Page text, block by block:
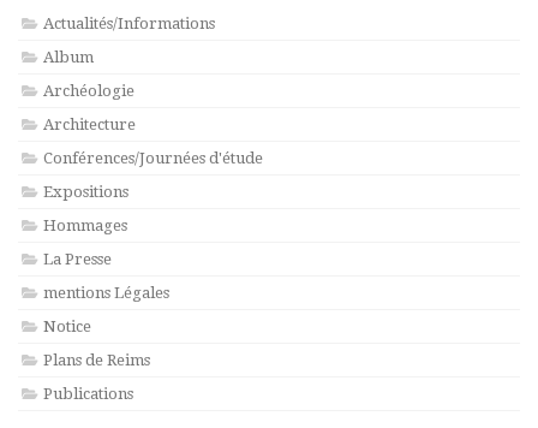
Actualités/Informations
Album
Archéologie
Architecture
Conférences/Journées d'étude
Expositions
Hommages
La Presse
mentions Légales
Notice
Plans de Reims
Publications